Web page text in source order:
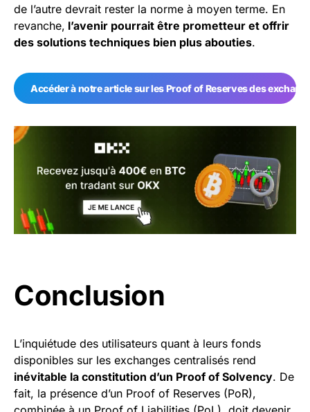
de l’autre devrait rester la norme à moyen terme. En
revanche, l’avenir pourrait être prometteur et offrir
des solutions techniques bien plus abouties.
Accéder à notre article sur les Proof of Reserves des
Conclusion
L’inquiétude des utilisateurs quant à leurs fonds
disponibles sur les exchanges centralisés rend
inévitable la constitution d’un Proof of Solvency. De
fait, la présence d’un Proof of Reserves (PoR),